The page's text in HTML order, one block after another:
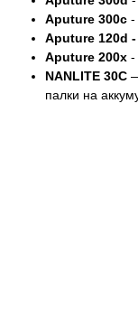
Aputure 300с -
Aputure 120d -
Aputure 200х -
NANLITE 30C
палки на